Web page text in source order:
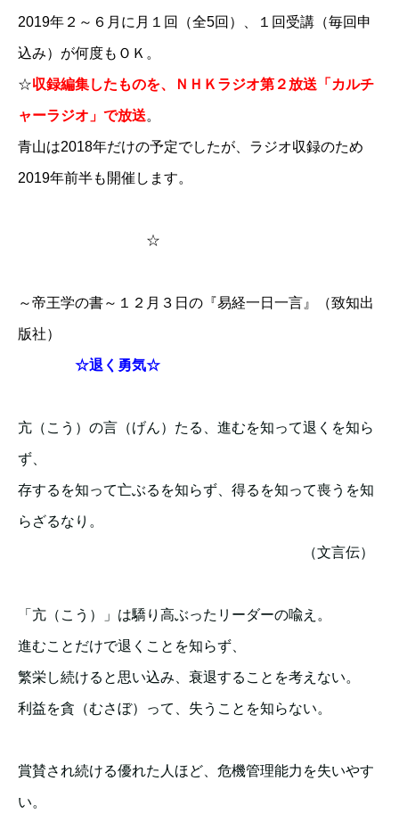
2019年２～６月に月１回（全5回）、１回受講（毎回申
込み）が何度もＯＫ。
☆収録編集したものを、ＮＨＫラジオ第２放送「カルチ
ャーラジオ」で放送。
青山は2018年だけの予定でしたが、ラジオ収録のため
2019年前半も開催します。
☆
～帝王学の書～１２月３日の『易経一日一言』（致知出
版社）
☆退く勇気☆
亢（こう）の言（げん）たる、進むを知って退くを知ら
ず、
存するを知って亡ぶるを知らず、得るを知って喪うを知
らざるなり。
（文言伝）
「亢（こう）」は驕り高ぶったリーダーの喩え。
進むことだけで退くことを知らず、
繁栄し続けると思い込み、衰退することを考えない。
利益を貪（むさぼ）って、失うことを知らない。
賞賛され続ける優れた人ほど、危機管理能力を失いやす
い。